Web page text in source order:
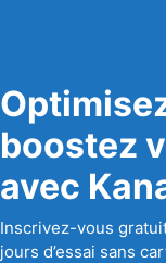
boostez
avec
Inscrivez-vous
jours d’essai sans